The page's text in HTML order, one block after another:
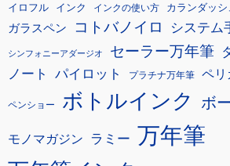
イロフル インク インクの使い方 カランダッシ
ガラスペン コトバノイロ システム
シンフォニーアダージオ セーラー万年筆
ノート パイロット プラチナ万年筆 ペリ
ペンショー ボトルインク ボ
モノマガジン ラミー 万年筆